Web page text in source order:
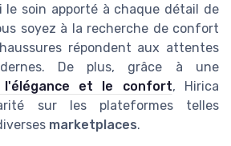
le soin apporté à chaque détail de
soyez à la recherche de confort
répondent aux attentes
De plus, grâce à une
l'élégance et le confort, Hirica
sur les plateformes telles
marketplaces.